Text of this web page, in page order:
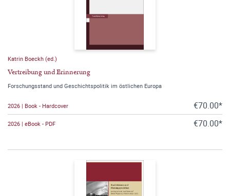
Katrin Boeckh (ed.)
Vertreibung und Erinnerung
Forschungsstand und Geschichtspolitik im östlichen Europa
2026 | Book - Hardcover €70.00*
2026 | eBook - PDF €70.00*